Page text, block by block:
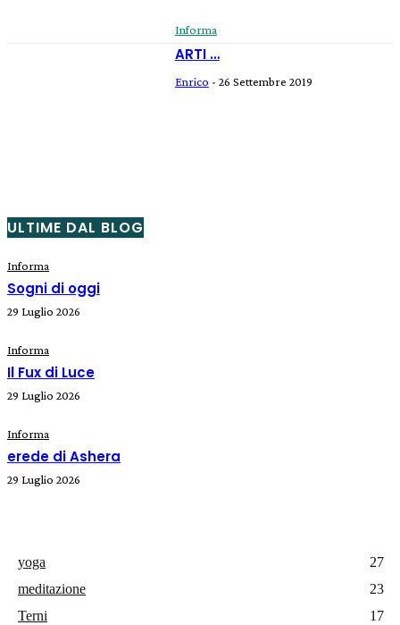
Informa
ARTI …
Enrico - 26 Settembre 2019
ULTIME DAL BLOG
Informa
Sogni di oggi
29 Luglio 2026
Informa
Il Fux di Luce
29 Luglio 2026
Informa
erede di Ashera
29 Luglio 2026
yoga
27
meditazione
23
Terni
17